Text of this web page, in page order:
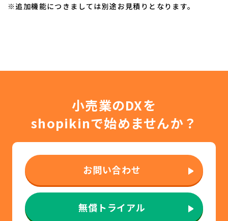
※追加機能につきましては別途お見積りとなります。
小売業のDXを
shopikinで始めませんか？
お問い合わせ
無償トライアル